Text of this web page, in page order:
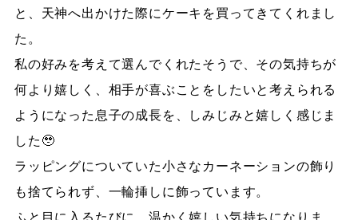
と、天神へ出かけた際にケーキを買ってきてくれまし
た。
私の好みを考えて選んでくれたそうで、その気持ちが
何より嬉しく、相手が喜ぶことをしたいと考えられる
ようになった息子の成長を、しみじみと嬉しく感じま
した🥹
ラッピングについていた小さなカーネーションの飾り
も捨てられず、一輪挿しに飾っています。
ふと目に入るたびに、温かく嬉しい気持ちになりま